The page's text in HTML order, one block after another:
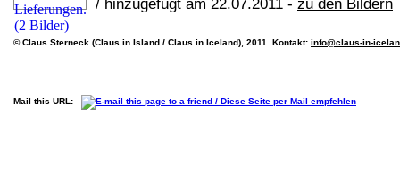
/ hinzugefügt am 22.07.2011 - zu den Bildern
© Claus Sterneck (Claus in Island / Claus in Iceland), 2011. Kontakt: info@claus-in-
Mail this URL: